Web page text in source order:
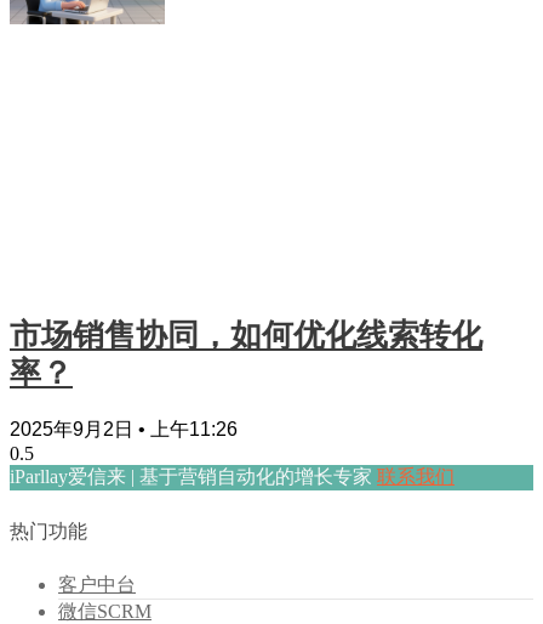
市场销售协同，如何优化线索转化
率？
2025年9月2日 上午11:26
iParllay爱信来 | 基于营销自动化的增长专家 联系我们
热门功能
客户中台
微信SCRM